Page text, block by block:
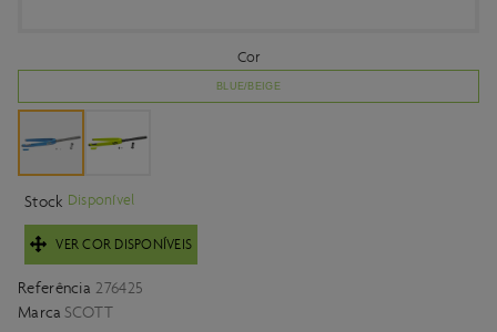
Cor
BLUE/BEIGE
Stock Disponível
VER COR DISPONÍVEIS
Referência 276425
Marca SCOTT